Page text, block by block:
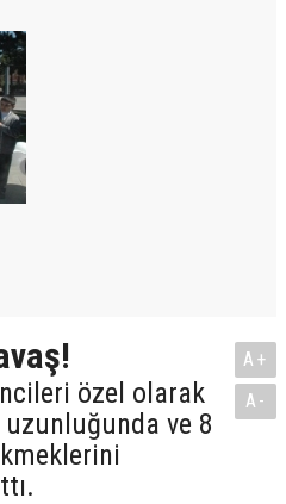
özel olarak
uzunluğunda ve 8
A+
A-